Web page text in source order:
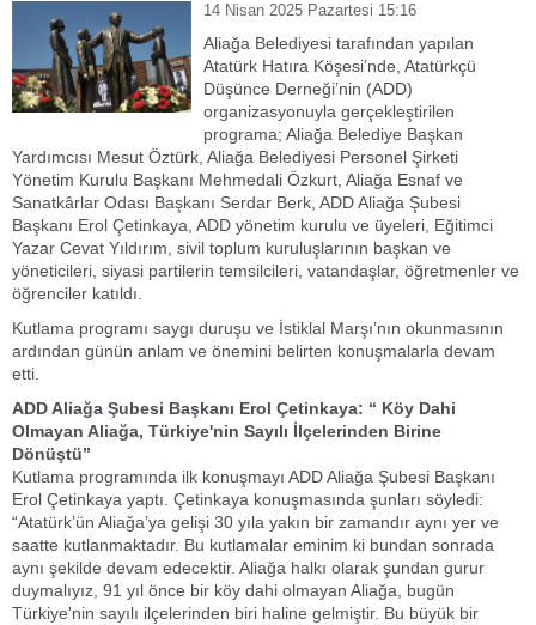
14 Nisan 2025 Pazartesi 15:16
Aliağa Belediyesi tarafından yapılan
Atatürk Hatıra Köşesi’nde, Atatürkçü
Düşünce Derneği’nin (ADD)
organizasyonuyla gerçekleştirilen
programa; Aliağa Belediye Başkan
Yardımcısı Mesut Öztürk, Aliağa Belediyesi Personel Şirketi
Yönetim Kurulu Başkanı Mehmedali Özkurt, Aliağa Esnaf ve
Sanatkârlar Odası Başkanı Serdar Berk, ADD Aliağa Şubesi
Başkanı Erol Çetinkaya, ADD yönetim kurulu ve üyeleri, Eğitimci
Yazar Cevat Yıldırım, sivil toplum kuruluşlarının başkan ve
yöneticileri, siyasi partilerin temsilcileri, vatandaşlar, öğretmenler ve
öğrenciler katıldı.
Kutlama programı saygı duruşu ve İstiklal Marşı’nın okunmasının
ardından günün anlam ve önemini belirten konuşmalarla devam
etti.
ADD Aliağa Şubesi Başkanı Erol Çetinkaya: “ Köy Dahi
Olmayan Aliağa, Türkiye'nin Sayılı İlçelerinden Birine
Dönüştü”
Kutlama programında ilk konuşmayı ADD Aliağa Şubesi Başkanı
Erol Çetinkaya yaptı. Çetinkaya konuşmasında şunları söyledi:
“Atatürk’ün Aliağa’ya gelişi 30 yıla yakın bir zamandır aynı yer ve
saatte kutlanmaktadır. Bu kutlamalar eminim ki bundan sonrada
aynı şekilde devam edecektir. Aliağa halkı olarak şundan gurur
duymalıyız, 91 yıl önce bir köy dahi olmayan Aliağa, bugün
Türkiye'nin sayılı ilçelerinden biri haline gelmiştir. Bu büyük bir